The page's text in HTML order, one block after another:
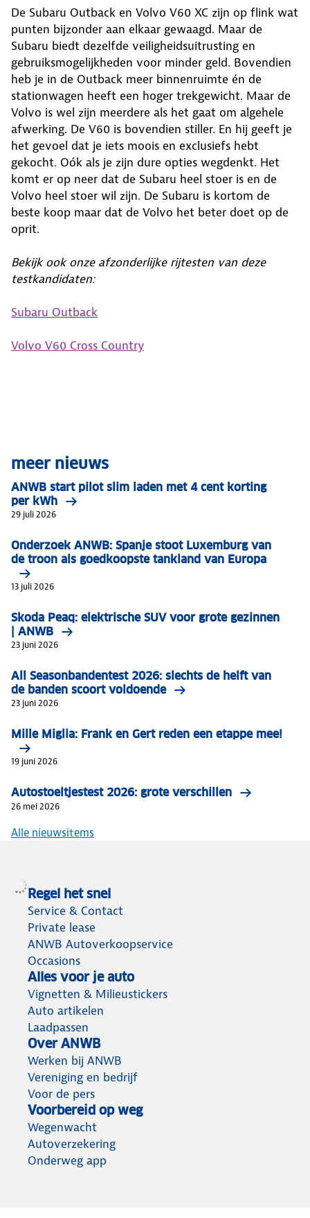
De Subaru Outback en Volvo V60 XC zijn op flink wat
punten bijzonder aan elkaar gewaagd. Maar de
Subaru biedt dezelfde veiligheidsuitrusting en
gebruiksmogelijkheden voor minder geld. Bovendien
heb je in de Outback meer binnenruimte én de
stationwagen heeft een hoger trekgewicht. Maar de
Volvo is wel zijn meerdere als het gaat om algehele
afwerking. De V60 is bovendien stiller. En hij geeft je
het gevoel dat je iets moois en exclusiefs hebt
gekocht. Oók als je zijn dure opties wegdenkt. Het
komt er op neer dat de Subaru heel stoer is en de
Volvo heel stoer wil zijn. De Subaru is kortom de
beste koop maar dat de Volvo het beter doet op de
oprit.
Bekijk ook onze afzonderlijke rijtesten van deze
testkandidaten:
Subaru Outback
Volvo V60 Cross Country
meer nieuws
ANWB start pilot slim laden met 4 cent korting
per kWh
29 juli 2026
Onderzoek ANWB: Spanje stoot Luxemburg van
de troon als goedkoopste tankland van Europa
13 juli 2026
Skoda Peaq: elektrische SUV voor grote gezinnen
| ANWB
23 juni 2026
All Seasonbandentest 2026: slechts de helft van
de banden scoort voldoende
23 juni 2026
Mille Miglia: Frank en Gert reden een etappe mee!
19 juni 2026
Autostoeltjestest 2026: grote verschillen
26 mei 2026
Alle nieuwsitems
Regel het snel
Service & Contact
Private lease
ANWB Autoverkoopservice
Occasions
Alles voor je auto
Vignetten & Milieustickers
Auto artikelen
Laadpassen
Over ANWB
Werken bij ANWB
Vereniging en bedrijf
Voor de pers
Voorbereid op weg
Wegenwacht
Autoverzekering
Onderweg app